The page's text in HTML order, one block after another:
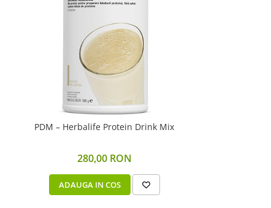
PDM – Herbalife Protein Drink Mix
280,00 RON
ADAUGA IN COS